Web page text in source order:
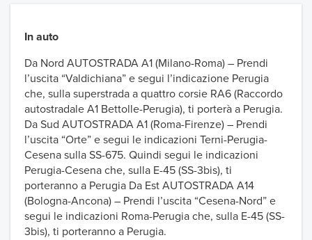
In auto
Da Nord AUTOSTRADA A1 (Milano-Roma) – Prendi
l’uscita “Valdichiana” e segui l’indicazione Perugia
che, sulla superstrada a quattro corsie RA6 (Raccordo
autostradale A1 Bettolle-Perugia), ti porterà a Perugia.
Da Sud AUTOSTRADA A1 (Roma-Firenze) – Prendi
l’uscita “Orte” e segui le indicazioni Terni-Perugia-
Cesena sulla SS-675. Quindi segui le indicazioni
Perugia-Cesena che, sulla E-45 (SS-3bis), ti
porteranno a Perugia Da Est AUTOSTRADA A14
(Bologna-Ancona) – Prendi l’uscita “Cesena-Nord” e
segui le indicazioni Roma-Perugia che, sulla E-45 (SS-
3bis), ti porteranno a Perugia.